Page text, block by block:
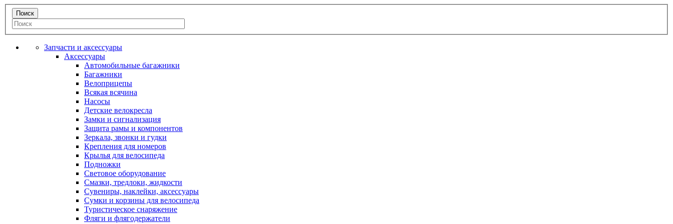
Запчасти и аксессуары
Аксессуары
Автомобильные багажники
Багажники
Велоприцепы
Всякая всячина
Насосы
Детские велокресла
Замки и сигнализация
Защита рамы и компонентов
Зеркала, звонки и гудки
Крепления для номеров
Крылья для велосипеда
Подножки
Световое оборудование
Смазки, тредлоки, жидкости
Сувениры, наклейки, аксессуары
Сумки и корзины для велосипеда
Туристическое снаряжение
Фляги и флягодержатели